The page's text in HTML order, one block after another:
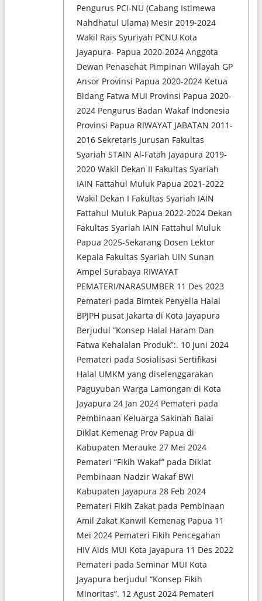
Pengurus PCI-NU (Cabang Istimewa
Nahdhatul Ulama) Mesir 2019-2024
Wakil Rais Syuriyah PCNU Kota
Jayapura- Papua 2020-2024 Anggota
Dewan Penasehat Pimpinan Wilayah GP
Ansor Provinsi Papua 2020-2024 Ketua
Bidang Fatwa MUI Provinsi Papua 2020-
2024 Pengurus Badan Wakaf Indonesia
Provinsi Papua RIWAYAT JABATAN 2011-
2016 Sekretaris Jurusan Fakultas
Syariah STAIN Al-Fatah Jayapura 2019-
2020 Wakil Dekan II Fakultas Syariah
IAIN Fattahul Muluk Papua 2021-2022
Wakil Dekan I Fakultas Syariah IAIN
Fattahul Muluk Papua 2022-2024 Dekan
Fakultas Syariah IAIN Fattahul Muluk
Papua 2025-Sekarang Dosen Lektor
Kepala Fakultas Syariah UIN Sunan
Ampel Surabaya RIWAYAT
PEMATERI/NARASUMBER 11 Des 2023
Pemateri pada Bimtek Penyelia Halal
BPJPH pusat Jakarta di Kota Jayapura
Berjudul “Konsep Halal Haram Dan
Fatwa Kehalalan Produk”:. 10 Juni 2024
Pemateri pada Sosialisasi Sertifikasi
Halal UMKM yang diselenggarakan
Paguyuban Warga Lamongan di Kota
Jayapura 24 Jan 2024 Pemateri pada
Pembinaan Keluarga Sakinah Balai
Diklat Kemenag Prov Papua di
Kabupaten Merauke 27 Mei 2024
Pemateri “Fikih Wakaf” pada Diklat
Pembinaan Nadzir Wakaf BWI
Kabupaten Jayapura 28 Feb 2024
Pemateri Fikih Zakat pada Pembinaan
Amil Zakat Kanwil Kemenag Papua 11
Mei 2024 Pemateri Fikih Pencegahan
HIV Aids MUI Kota Jayapura 11 Des 2022
Pemateri pada Seminar MUI Kota
Jayapura berjudul “Konsep Fikih
Minoritas”. 12 Agust 2024 Pemateri